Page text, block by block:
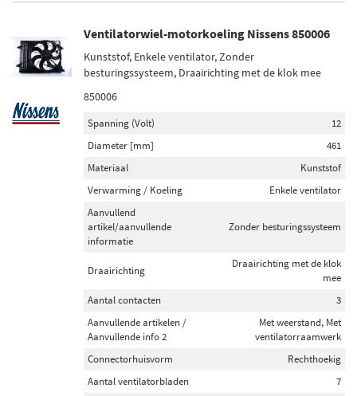
Ventilatorwiel-motorkoeling Nissens 850006
Kunststof, Enkele ventilator, Zonder
besturingssysteem, Draairichting met de klok mee
850006
Spanning (Volt)
12
Diameter [mm]
461
Materiaal
Kunststof
Verwarming / Koeling
Enkele ventilator
Aanvullend
artikel/aanvullende
informatie
Zonder besturingssysteem
Draairichting
Draairichting met de klok
mee
Aantal contacten
3
Aanvullende artikelen /
Aanvullende info 2
Met weerstand, Met
ventilatorraamwerk
Connectorhuisvorm
Rechthoekig
Aantal ventilatorbladen
7